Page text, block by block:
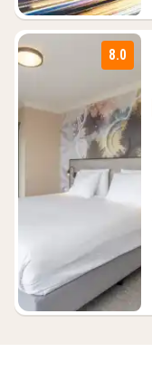
8.0